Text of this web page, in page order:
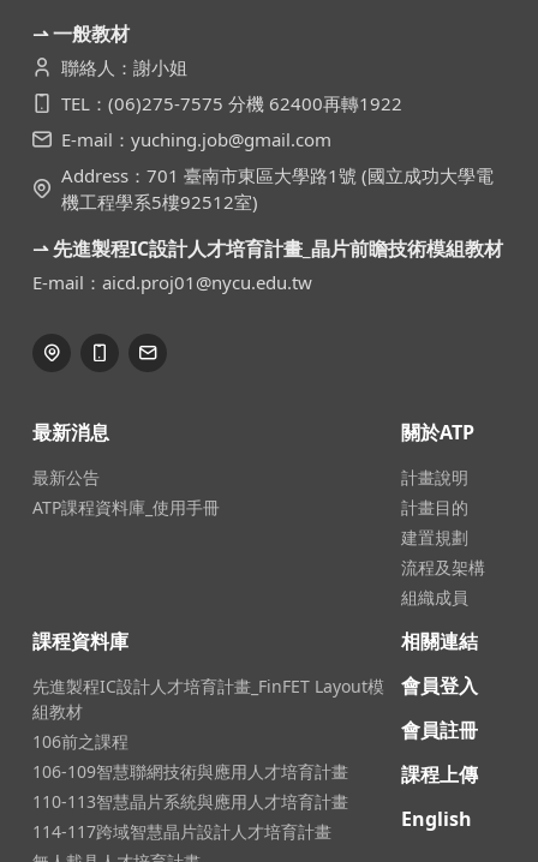
⇀ 一般教材
聯絡人：謝小姐
TEL：(06)275-7575 分機 62400再轉1922
E-mail：yuching.job@gmail.com
Address：701 臺南市東區大學路1號 (國立成功大學電
機工程學系5樓92512室)
⇀ 先進製程IC設計人才培育計畫_晶片前瞻技術模組教材
E-mail：aicd.proj01@nycu.edu.tw
最新消息
最新公告
ATP課程資料庫_使用手冊
關於ATP
計畫說明
計畫目的
建置規劃
流程及架構
組織成員
課程資料庫
先進製程IC設計人才培育計畫_FinFET Layout模
組教材
106前之課程
106-109智慧聯網技術與應用人才培育計畫
110-113智慧晶片系統與應用人才培育計畫
114-117跨域智慧晶片設計人才培育計畫
相關連結
會員登入
會員註冊
課程上傳
English